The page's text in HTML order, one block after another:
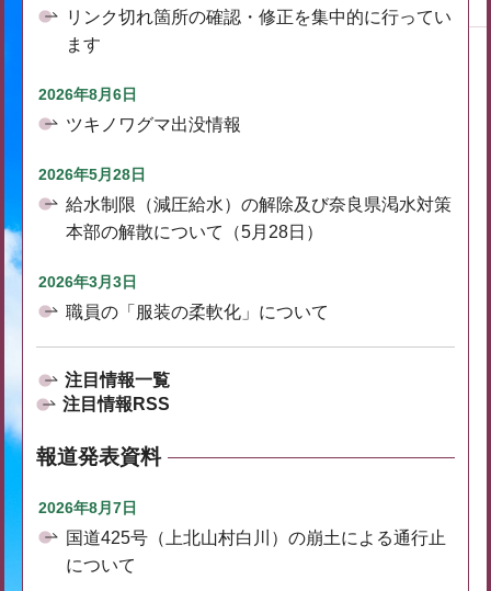
リンク切れ箇所の確認・修正を集中的に行ってい
ます
2026年8月6日
ツキノワグマ出没情報
2026年5月28日
給水制限（減圧給水）の解除及び奈良県渇水対策
本部の解散について（5月28日）
2026年3月3日
職員の「服装の柔軟化」について
注目情報一覧
注目情報RSS
報道発表資料
2026年8月7日
国道425号（上北山村白川）の崩土による通行止
について